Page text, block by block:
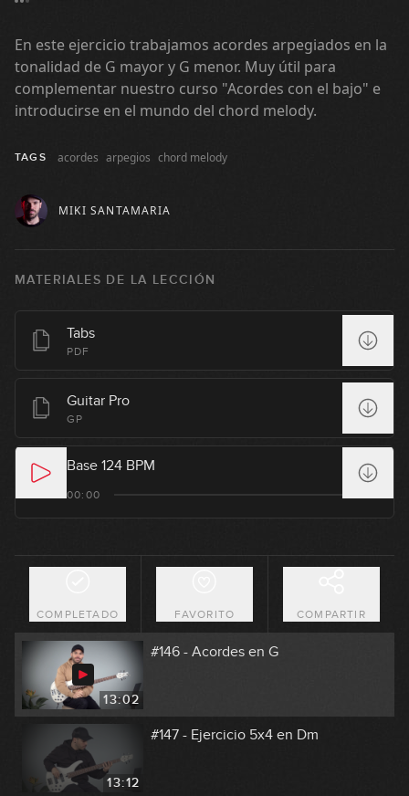
En este ejercicio trabajamos acordes arpegiados en la
tonalidad de G mayor y G menor. Muy útil para
complementar nuestro curso "Acordes con el bajo" e
introducirse en el mundo del chord melody.
TAGS acordes arpegios chord melody
MIKI SANTAMARIA
MATERIALES DE LA LECCIÓN
Tabs
PDF
Guitar Pro
GP
Base 124 BPM
00:00
COMPLETADO FAVORITO COMPARTIR
13:53
#139: Sintonía Spot Flamenco
(Bulería)
#140: Ejercicio de Slap en Cm
09:54
05:19
06:18
09:35
#145 - Slap en Em
13:02
#146 - Acordes en G
13:12
#147 - Ejercicio 5x4 en Dm